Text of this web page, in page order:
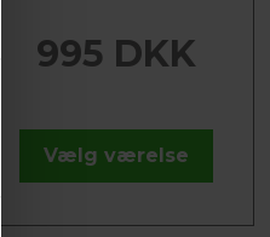
995 DKK
Vælg værelse